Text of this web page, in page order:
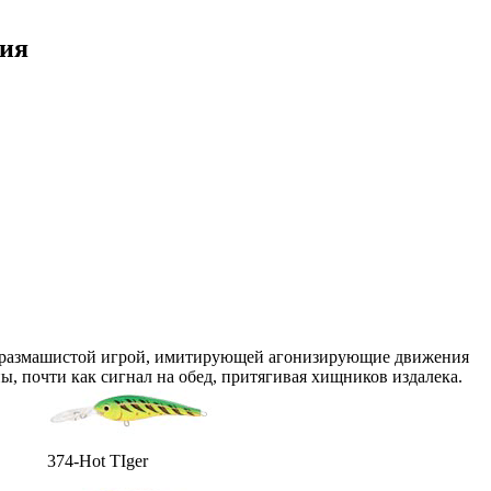
игрой, имитирующей агонизирующие движения
почти как сигнал на обед, притягивая хищников издалека.
374-Hot TIger